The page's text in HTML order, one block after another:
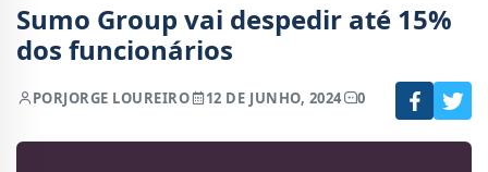
Sumo Group vai despedir até 15%
dos funcionários
PORJORGE LOUREIRO 12 DE JUNHO, 2024 0